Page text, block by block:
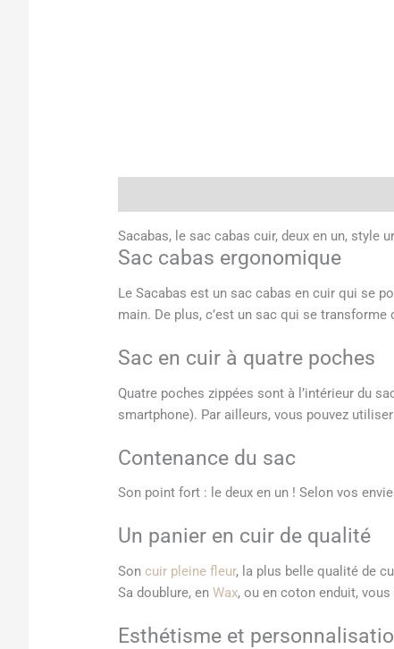
Sacabas, le sac cabas cuir, deux en un, style
Sac cabas ergonomique
Le Sacabas est un sac cabas en cuir qui se
main. De plus, c’est un sac qui se
Sac en cuir à quatre poches
Quatre poches zippées sont à l’intérieur du
smartphone). Par ailleurs, vous pouvez
Contenance du sac
Son point fort : le deux en un ! Selon vos
Un panier en cuir de qualité
Soncuir pleine fleur, la plus belle qualité de
Sa doublure, enWax, ou en coton enduit,
Esthétisme et